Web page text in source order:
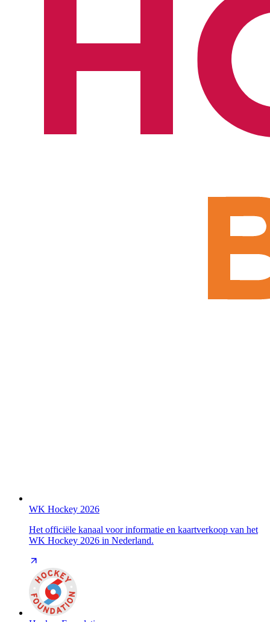
WK Hockey 2026
Het officiële kanaal voor informatie en kaartverkoop van het
WK Hockey 2026 in Nederland.